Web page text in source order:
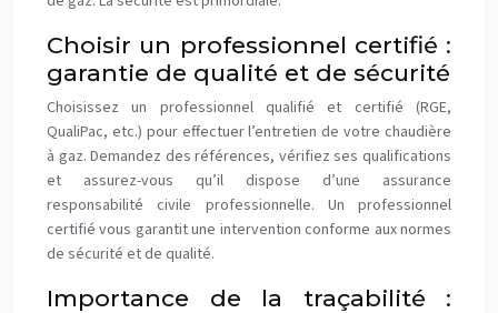
Choisir un professionnel certifié :
garantie de qualité et de sécurité
Choisissez un professionnel qualifié et certifié (RGE,
QualiPac, etc.) pour effectuer l’entretien de votre chaudière
à gaz. Demandez des références, vérifiez ses qualifications
et assurez-vous qu’il dispose d’une assurance
responsabilité civile professionnelle. Un professionnel
certifié vous garantit une intervention conforme aux normes
de sécurité et de qualité.
Importance de la traçabilité :